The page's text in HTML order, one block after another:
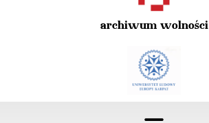
archiwum wolności